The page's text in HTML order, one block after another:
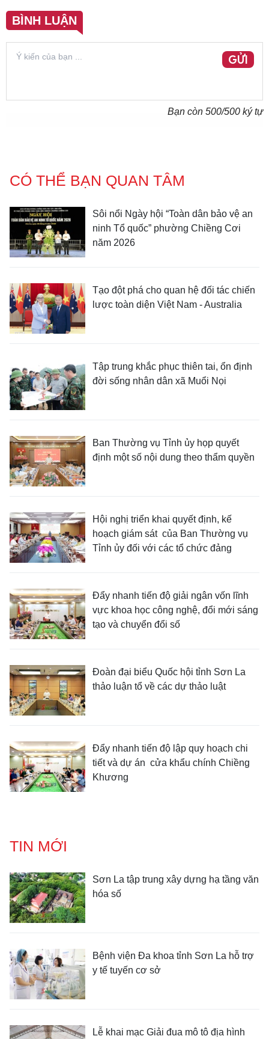
BÌNH LUẬN
GỬI
Bạn còn 500/500 ký tự
CÓ THỂ BẠN QUAN TÂM
Sôi nổi Ngày hội “Toàn dân bảo vệ an
ninh Tổ quốc” phường Chiềng Cơi
năm 2026
Tạo đột phá cho quan hệ đối tác chiến
lược toàn diện Việt Nam - Australia
Tập trung khắc phục thiên tai, ổn định
đời sống nhân dân xã Muổi Nọi
Ban Thường vụ Tỉnh ủy họp quyết
định một số nội dung theo thẩm quyền
Hội nghị triển khai quyết định, kế
hoạch giám sát của Ban Thường vụ
Tỉnh ủy đối với các tổ chức đảng
Đẩy nhanh tiến độ giải ngân vốn lĩnh
vực khoa học công nghệ, đổi mới sáng
tạo và chuyển đổi số
Đoàn đại biểu Quốc hội tỉnh Sơn La
thảo luận tổ về các dự thảo luật
Đẩy nhanh tiến độ lập quy hoạch chi
tiết và dự án cửa khẩu chính Chiềng
Khương
TIN MỚI
Sơn La tập trung xây dựng hạ tầng văn
hóa số
Bệnh viện Đa khoa tỉnh Sơn La hỗ trợ
y tế tuyến cơ sở
Lễ khai mạc Giải đua mô tô địa hình